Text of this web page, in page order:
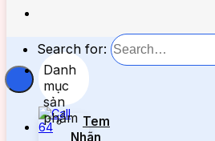
Search for:
Danh
mục
sản
phẩm Tem
Nhãn